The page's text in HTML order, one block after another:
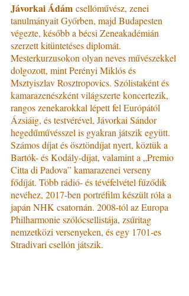
Jávorkai Ádám csellóművész, zenei
tanulmányait Győrben, majd Budapesten
végezte, később a bécsi Zeneakadémián
szerzett kitüntetéses diplomát.
Mesterkurzusokon olyan neves művészekkel
dolgozott, mint Perényi Miklós és
Msztyiszlav Rosztropovics. Szólistaként és
kamarazenészként világszerte koncertezik,
rangos zenekarokkal lépett fel Európától
Ázsiáig, és testvérével, Jávorkai Sándor
hegedűművésszel is gyakran játszik együtt.
Számos díjat és ösztöndíjat nyert, köztük a
Bartók- és Kodály-díjat, valamint a „Premio
Citta di Padova” kamarazenei verseny
fődíját. Több rádió- és tévéfelvétel fűződik
nevéhez, 2017-ben portréfilm készült róla a
japán NHK csatornán. 2008-tól az Europa
Philharmonie szólócsellistája, zsűritag
nemzetközi versenyeken, és egy 1701-es
Stradivari csellón játszik.